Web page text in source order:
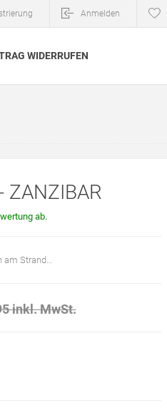
Anmelden
WIDERRUFEN
ZANZIBAR
ab.
am Strand…
inkl. MwSt.